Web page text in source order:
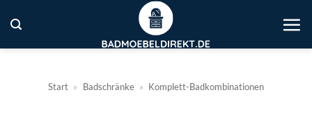
Inhalt
springen
Start » Badschränke » Komplett-Badkombinationen